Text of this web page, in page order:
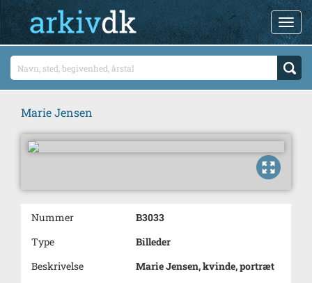
Marie Jensen
Nummer
B3033
Type
Billeder
Beskrivelse
Marie Jensen, kvinde, portræt